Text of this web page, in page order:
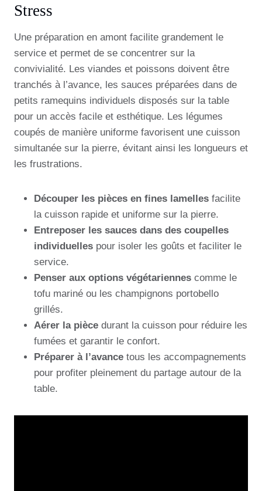
Stress
Une préparation en amont facilite grandement le
service et permet de se concentrer sur la
convivialité. Les viandes et poissons doivent être
tranchés à l’avance, les sauces préparées dans de
petits ramequins individuels disposés sur la table
pour un accès facile et esthétique. Les légumes
coupés de manière uniforme favorisent une cuisson
simultanée sur la pierre, évitant ainsi les longueurs et
les frustrations.
Découper les pièces en fines lamelles facilite
la cuisson rapide et uniforme sur la pierre.
Entreposer les sauces dans des coupelles
individuelles pour isoler les goûts et faciliter le
service.
Penser aux options végétariennes comme le
tofu mariné ou les champignons portobello
grillés.
Aérer la pièce durant la cuisson pour réduire les
fumées et garantir le confort.
Préparer à l’avance tous les accompagnements
pour profiter pleinement du partage autour de la
table.